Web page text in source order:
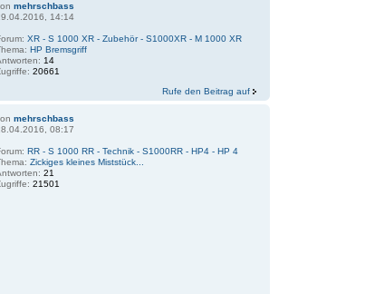
mehrschbass
14:14
XR - S 1000 XR - Zubehör - S1000XR - M 1000 XR
HP Bremsgriff
14
20661
Rufe den Beitrag auf
mehrschbass
08:17
RR - S 1000 RR - Technik - S1000RR - HP4 - HP 4
Zickiges kleines Miststück...
21
21501